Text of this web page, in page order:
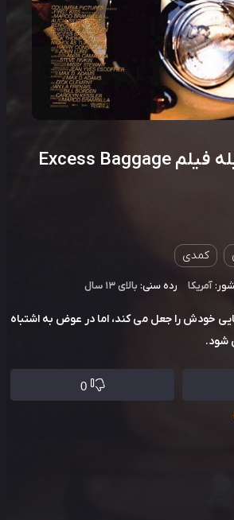
دانلود صوت دوبله فیلم Excess Baggage
کمدی
آمریکا رده سنی:بالای ۱۳ سال
خودش را جعل می کند، اما در عوض به اشتباه
0